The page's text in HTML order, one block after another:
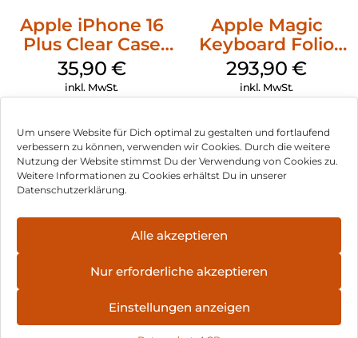
Um unsere Website für Dich optimal zu gestalten und fortlaufend
verbessern zu können, verwenden wir Cookies. Durch die weitere
Nutzung der Website stimmst Du der Verwendung von Cookies zu.
Weitere Informationen zu Cookies erhältst Du in unserer
Datenschutzerklärung.
Alle akzeptieren
Nur erforderliche akzeptieren
Einstellungen anzeigen
Apple iPhone 16
Plus Clear Case
MagSafe
Transparent
35,90 €
inkl. MwSt.
Apple Magic
Keyboard Folio
iPad 10.9″ (10.Gen.)
Weiß
293,90€
inkl. MwSt.
Impressum
Hinweis zur Batterieentsorgung
Newsletter